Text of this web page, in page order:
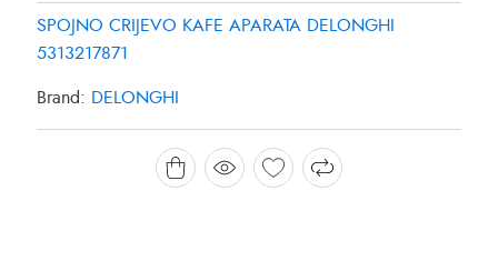
SPOJNO CRIJEVO KAFE APARATA DELONGHI
5313217871
Brand: DELONGHI